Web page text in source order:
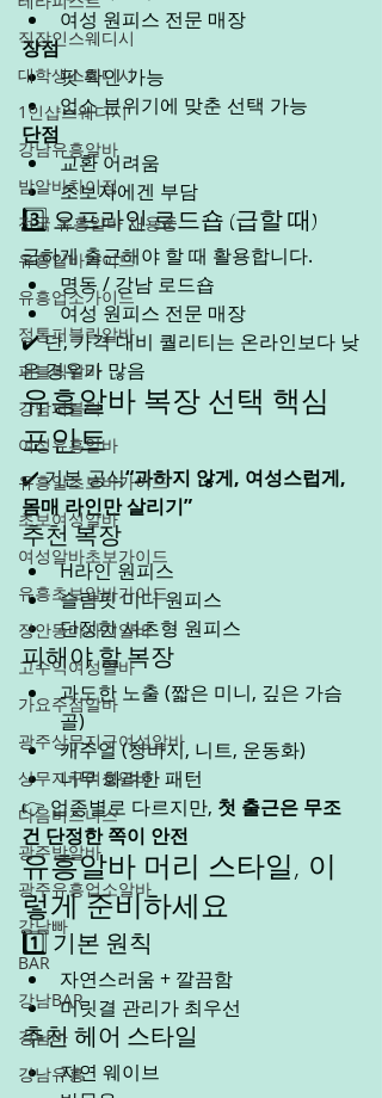
직장인스웨디시
대학생스웨디시
1인샵스웨디시
강남유흥알바
밤알바차이점
전국 유흥알바 채용중
유흥알바가이드
유흥업소가이드
정통퍼블릭알바
퍼블릭알바
강남퍼블릭
여성유흥알바
유흥알초보바가이드
초보여성알바
여성알바초보가이드
유흥초보알바가이드
장안동마사지알바
고수익여성알바
가요주점알바
광주상무지구여성알바
상무지구여성알바
다음비즈니스
광주밤알바
광주유흥업소알바
강남빠
BAR
강남BAR
강남바
강남유흥
여성 원피스 전문 매장
장점
핏 확인 가능
업소 분위기에 맞춘 선택 가능
단점
교환 어려움
초보자에겐 부담
3️⃣ 오프라인 로드숍 (급할 때)
급하게 출근해야 할 때 활용합니다.
명동 / 강남 로드숍
여성 원피스 전문 매장
✔️ 단, 가격 대비 퀄리티는 온라인보다 낮
은 경우가 많음
유흥알바 복장 선택 핵심
포인트
✔️ 기본 공식“과하지 않게, 여성스럽게,
몸매 라인만 살리기”
추천 복장
H라인 원피스
슬림핏 미디 원피스
단정한 셔츠형 원피스
피해야 할 복장
과도한 노출 (짧은 미니, 깊은 가슴
골)
캐주얼 (청바지, 니트, 운동화)
너무 화려한 패턴
👉 업종별로 다르지만, 첫 출근은 무조
건 단정한 쪽이 안전
유흥알바 머리 스타일, 이
렇게 준비하세요
1️⃣ 기본 원칙
자연스러움 + 깔끔함
머릿결 관리가 최우선
추천 헤어 스타일
자연 웨이브